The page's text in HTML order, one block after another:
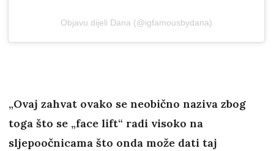
Objavu dijeli Dana (@igfamousbydana)
„Ovaj zahvat ovako se neobično naziva zbog
toga što se „face lift“ radi visoko na
sljepoočnicama što onda može dati taj